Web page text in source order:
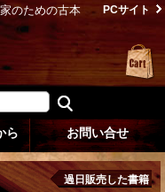
のための古本
PCサイト
ら お問い合せ
過日販売した書籍